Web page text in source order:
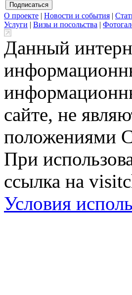
О проекте | Новости и события |
Услуги | Визы и посольства |
Данный
сайте, не
положениями
При
ссылка на
Условия